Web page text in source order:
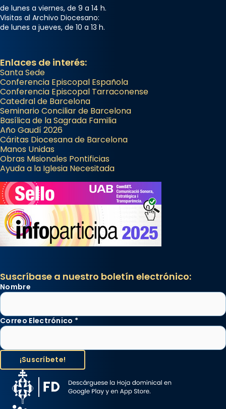
de lunes a viernes, de 9 a 14 h.
Visitas al Archivo Diocesano:
de lunes a jueves, de 10 a 13 h.
Enlaces de interés:
Santa Sede
Conferencia Episcopal Española
Conferencia Episcopal Tarraconense
Catedral de Barcelona
Seminario Conciliar de Barcelona
Basílica de la Sagrada Familia
Año Gaudí 2026
Cáritas Diocesana de Barcelona
Manos Unidas
Obras Misionales Pontificias
Ayuda a la Iglesia Necesitada
Suscríbase a nuestro boletín electrónico:
Nombre
Correo Electrónico *